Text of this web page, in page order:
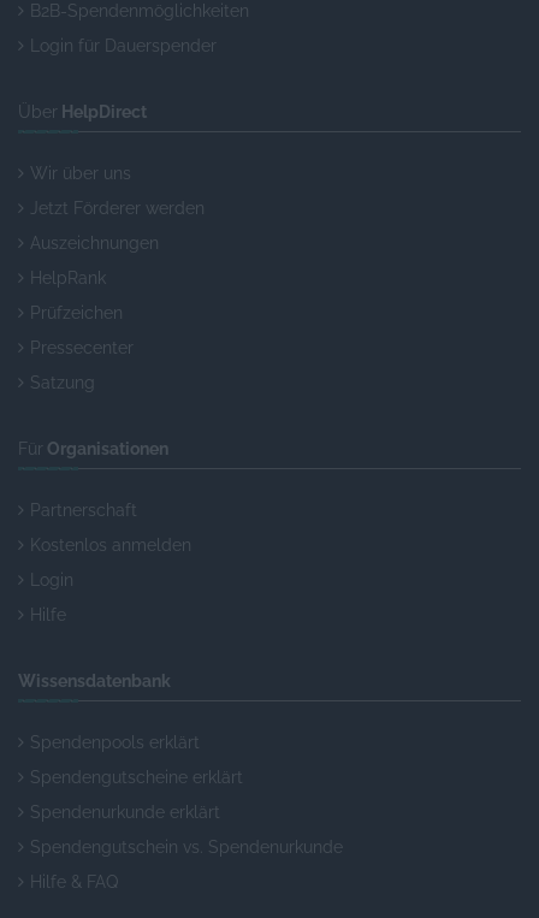
B2B-Spendenmöglichkeiten
Login für Dauerspender
Über HelpDirect
Wir über uns
Jetzt Förderer werden
Auszeichnungen
HelpRank
Prüfzeichen
Pressecenter
Satzung
Für Organisationen
Partnerschaft
Kostenlos anmelden
Login
Hilfe
Wissensdatenbank
Spendenpools erklärt
Spendengutscheine erklärt
Spendenurkunde erklärt
Spendengutschein vs. Spendenurkunde
Hilfe & FAQ